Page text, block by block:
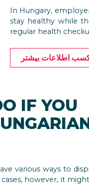
In Hungary,
stay healthy while
regular health
اطلاعات بیشتر
IF YOU
various ways to
however, it